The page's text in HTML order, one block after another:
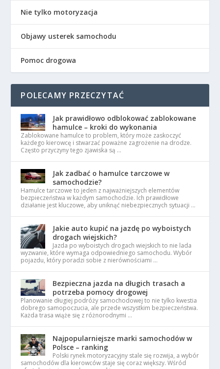
Nie tylko motoryzacja
Objawy usterek samochodu
Pomoc drogowa
POLECAMY PRZECZYTAĆ
Jak prawidłowo odblokować zablokowane
hamulce – kroki do wykonania
Zablokowane hamulce to problem, który może zaskoczyć
każdego kierowcę i stwarzać poważne zagrożenie na drodze.
Często przyczyny tego zjawiska są …
Jak zadbać o hamulce tarczowe w
samochodzie?
Hamulce tarczowe to jeden z najważniejszych elementów
bezpieczeństwa w każdym samochodzie. Ich prawidłowe
działanie jest kluczowe, aby uniknąć niebezpiecznych sytuacji …
Jakie auto kupić na jazdę po wyboistych
drogach wiejskich?
Jazda po wyboistych drogach wiejskich to nie lada
wyzwanie, które wymaga odpowiedniego samochodu. Wybór
pojazdu, który poradzi sobie z nierównościami …
Bezpieczna jazda na długich trasach a
potrzeba pomocy drogowej
Planowanie długiej podróży samochodowej to nie tylko kwestia
dobrego samopoczucia, ale przede wszystkim bezpieczeństwa.
Każda trasa wiąże się z różnorodnymi …
Najpopularniejsze marki samochodów w
Polsce – ranking
Polski rynek motoryzacyjny stale się rozwija, a wybór
samochodów dla kierowców staje się coraz większy. Wśród